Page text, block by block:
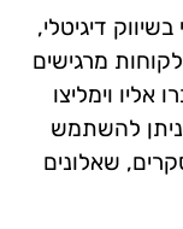
דיגיטלי,
מרגישים
וימליצו
להשתמש
שאלונים